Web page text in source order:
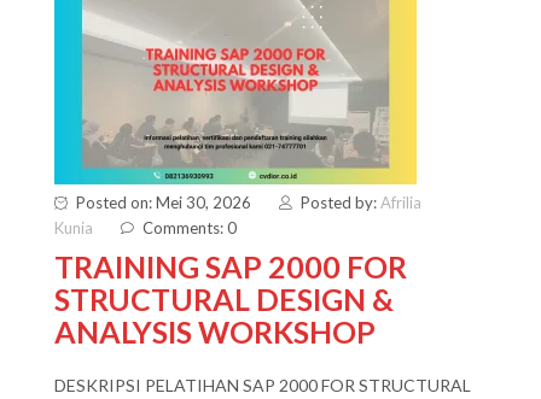
Posted on: Mei 30, 2026 Posted by:Afrilia
Kunia
Comments: 0
TRAINING SAP 2000 FOR
STRUCTURAL DESIGN &
ANALYSIS WORKSHOP
DESKRIPSI PELATIHAN SAP 2000 FOR STRUCTURAL